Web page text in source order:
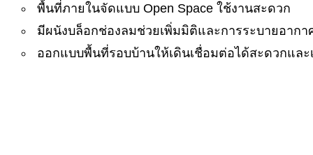
พื้นที่ภายในจัดแบบ Open Space ใช้งานสะดวก
มีผนังบล็อกช่องลมช่วยเพิ่มมิติและการระบายอากา
ออกแบบพื้นที่รอบบ้านให้เดินเชื่อมต่อได้สะดวกและ